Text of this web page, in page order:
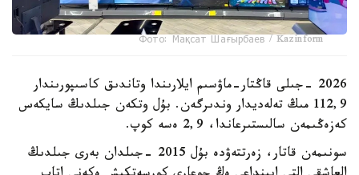
Фото: Мақсат Шағырбаев / Kazinform
2026 -جىلى قاڭتار-ماۋسىم ايلارىندا وتاندىق كاسىپورىندار
112,9 مىڭ تەلەديدار وندىرگەن. بۇل وتكەن جىلدىڭ سايكەس
كەزەڭىمەن سالىستىرعاندا، 2,9 ەسە كوپ.
سونىمەن قاتار، زەرتتەۋدە بۇل 2015 -جىلدان بەرى جىلدىڭ